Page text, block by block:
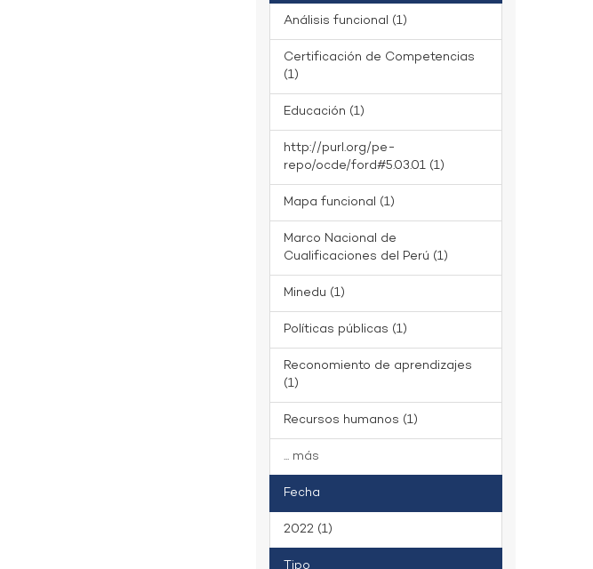
Análisis funcional (1)
Certificación de Competencias
(1)
Educación (1)
http://purl.org/pe-
repo/ocde/ford#5.03.01 (1)
Mapa funcional (1)
Marco Nacional de
Cualificaciones del Perú (1)
Minedu (1)
Políticas públicas (1)
Reconomiento de aprendizajes
(1)
Recursos humanos (1)
... más
Fecha
2022 (1)